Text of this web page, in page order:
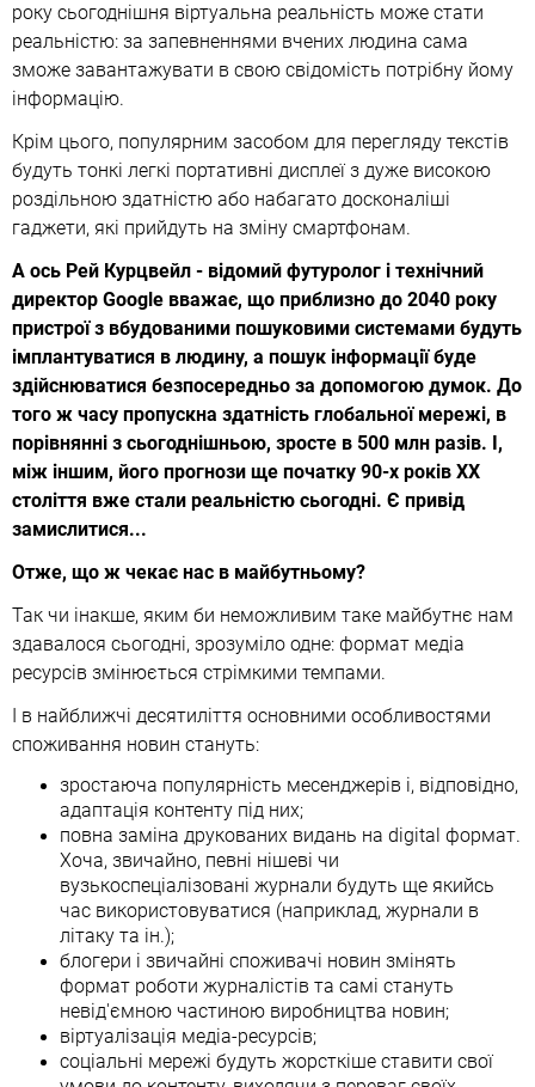
року сьогоднішня віртуальна реальність може стати
реальністю: за запевненнями вчених людина сама
зможе завантажувати в свою свідомість потрібну йому
інформацію.
Крім цього, популярним засобом для перегляду текстів
будуть тонкі легкі портативні дисплеї з дуже високою
роздільною здатністю або набагато досконаліші
гаджети, які прийдуть на зміну смартфонам.
А ось Рей Курцвейл - відомий футуролог і технічний
директор Google вважає, що приблизно до 2040 року
пристрої з вбудованими пошуковими системами будуть
імплантуватися в людину, а пошук інформації буде
здійснюватися безпосередньо за допомогою думок. До
того ж часу пропускна здатність глобальної мережі, в
порівнянні з сьогоднішньою, зросте в 500 млн разів. І,
між іншим, його прогнози ще початку 90-х років ХХ
століття вже стали реальністю сьогодні. Є привід
замислитися...
Отже, що ж чекає нас в майбутньому?
Так чи інакше, яким би неможливим таке майбутнє нам
здавалося сьогодні, зрозуміло одне: формат медіа
ресурсів змінюється стрімкими темпами.
І в найближчі десятиліття основними особливостями
споживання новин стануть:
зростаюча популярність месенджерів і, відповідно,
адаптація контенту під них;
повна заміна друкованих видань на digital формат.
Хоча, звичайно, певні нішеві чи
вузькоспеціалізовані журнали будуть ще якийсь
час використовуватися (наприклад, журнали в
літаку та ін.);
блогери і звичайні споживачі новин змінять
формат роботи журналістів та самі стануть
невід'ємною частиною виробництва новин;
віртуалізація медіа-ресурсів;
соціальні мережі будуть жорсткіше ставити свої